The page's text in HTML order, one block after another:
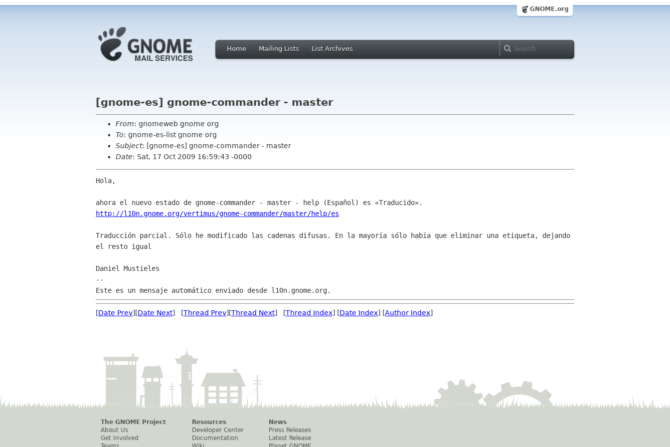
GNOME.org
Home Mailing Lists List Archives
[gnome-es] gnome-commander - master
From: gnomeweb gnome org
To: gnome-es-list gnome org
Subject: [gnome-es] gnome-commander - master
Date: Sat, 17 Oct 2009 16:59:43 -0000
Hola,
http://l10n.gnome.org/vertimus/gnome-commander/master/help/es
Traducción parcial. Sólo he modificado las cadenas difusas. En la mayoría sólo había que eliminar una etiqueta, dejando
el resto igual
Daniel Mustieles
--
[Date Prev][Date Next] [Thread Prev][Thread Next] [Thread Index] [Date Index] [Author Index]
The GNOME Project
About Us
Get Involved
Resources
Developer Center
Documentation
News
Press Releases
Latest Release